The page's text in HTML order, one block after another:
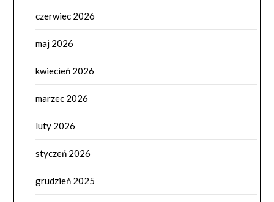
czerwiec 2026
maj 2026
kwiecień 2026
marzec 2026
luty 2026
styczeń 2026
grudzień 2025